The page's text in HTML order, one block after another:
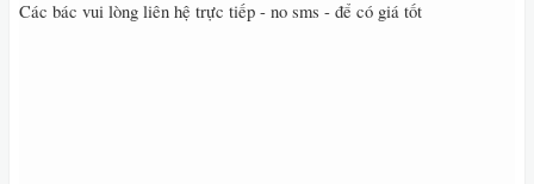
Các bác vui lòng liên hệ trực tiếp - no sms - để có giá tốt